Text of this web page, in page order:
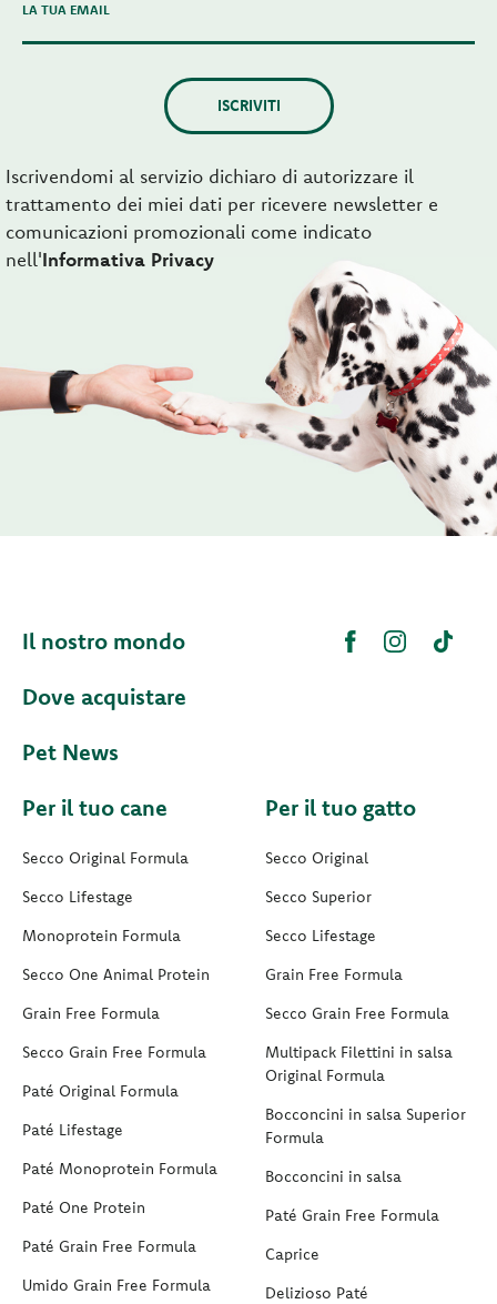
LA TUA EMAIL
ISCRIVITI
Iscrivendomi al servizio dichiaro di autorizzare il
trattamento dei miei dati per ricevere newsletter e
comunicazioni promozionali come indicato
nell'Informativa Privacy
Il nostro mondo
Dove acquistare
Pet News
Per il tuo cane
Secco Original Formula
Secco Lifestage
Monoprotein Formula
Secco One Animal Protein
Grain Free Formula
Secco Grain Free Formula
Paté Original Formula
Paté Lifestage
Paté Monoprotein Formula
Paté One Protein
Paté Grain Free Formula
Umido Grain Free Formula
Per il tuo gatto
Secco Original
Secco Superior
Secco Lifestage
Grain Free Formula
Secco Grain Free Formula
Multipack Filettini in salsa
Original Formula
Bocconcini in salsa Superior
Formula
Bocconcini in salsa
Paté Grain Free Formula
Caprice
Delizioso Paté